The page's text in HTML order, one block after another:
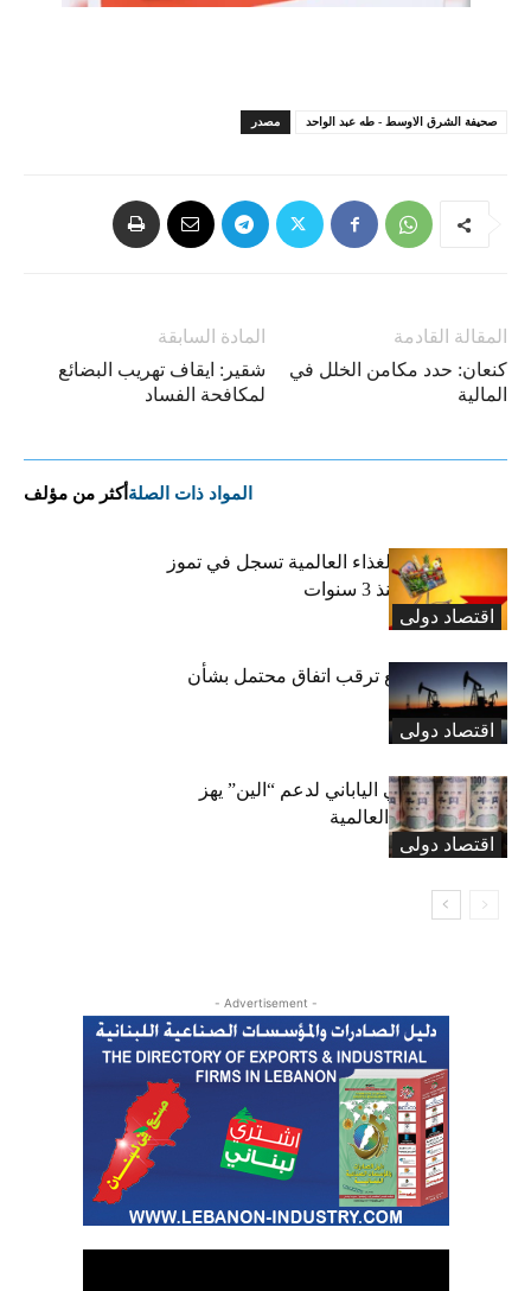
مصدر صحيفة الشرق الاوسط - طه عبد الواحد
المادة السابقة
شقير: ايقاف تهريب البضائع
لمكافحة الفساد​
المقالة القادمة
كنعان: حدد مكامن الخلل في
المالية
المواد ذات الصلة أكثر من مؤلف
اقتصاد دولی
“الفاو”: أسعار الغذاء العالمية تسجل في تموز
أعلى مستوى منذ 3 سنوات
اقتصاد دولی
النفط يتراجع مع ترقب اتفاق محتمل بشأن
مضيق هرمز
اقتصاد دولی
التدخل الأميركي الياباني لدعم “الين” يهز
أسواق العملات العالمية
- Advertisement -